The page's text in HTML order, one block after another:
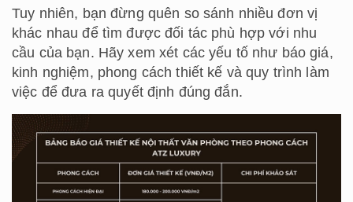
Tuy nhiên, bạn đừng quên so sánh nhiều đơn vị
khác nhau để tìm được đối tác phù hợp với nhu
cầu của bạn. Hãy xem xét các yếu tố như báo giá,
kinh nghiệm, phong cách thiết kế và quy trình làm
việc để đưa ra quyết định đúng đắn.